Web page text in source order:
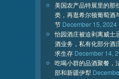
美国农产品特展里的那
类，再逛希尔顿葡萄酒
节 December 15, 2024
怡园酒庄被迫剥离威士
酒业务，私有化部分酒
求生存 December 14,
吃喝小群的品酒聚餐，
部和新疆伊犁